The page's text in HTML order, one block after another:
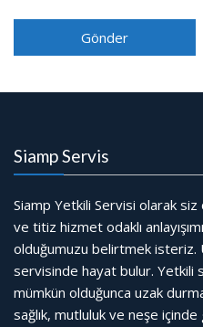
Siamp Servis
Siamp Yetkili Servisi olarak
ve titiz hizmet odaklı
olduğumuzu belirtmek isteriz.
servisinde hayat bulur. Yetkili
mümkün olduğunca uzak
sağlık, mutluluk ve neşe